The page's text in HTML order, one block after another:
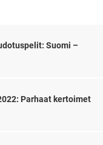
Suomi –
Parhaat kertoimet